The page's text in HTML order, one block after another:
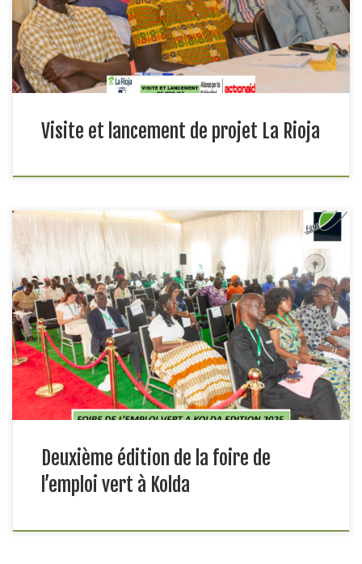
l’impact des projets précédemment financés et lancer
officiellement le nouveau projet […]
Visite et lancement de projet La Rioja
L’ONG FODDE a participé à la deuxième édition de la foire
de l’emploi vert, organisée par l’OIM – ONU Migration et ses
partenaires, les 10 et 11 février 2025. Cette participation a
permis à l’ONG de présenter ses réalisations dans les régions
de Kolda, Sédhiou et Ziguinchor au cours des […]
Deuxième édition de la foire de
l’emploi vert à Kolda